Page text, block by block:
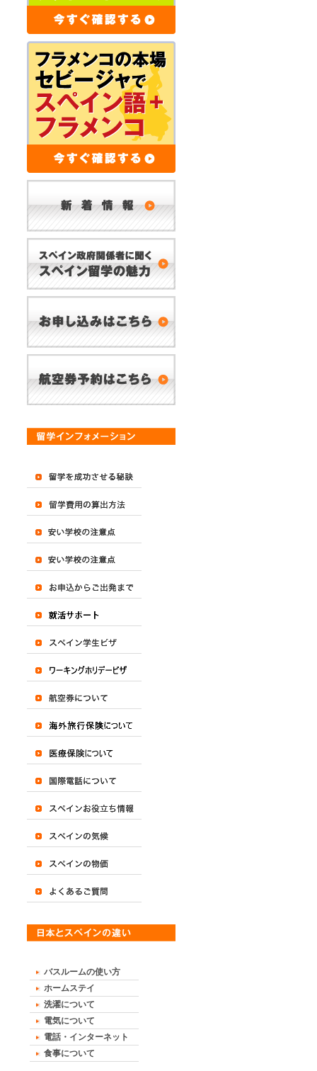
バスルームの使い方
ホームステイ
洗濯について
電気について
電話・インターネット
食事について